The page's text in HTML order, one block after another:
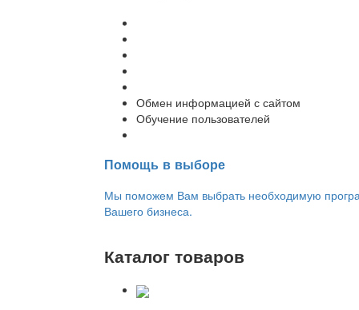
Обмен информацией с сайтом
Обучение пользователей
Помощь в выборе
Мы поможем Вам выбрать необходимую
Вашего бизнеса.
Каталог товаров